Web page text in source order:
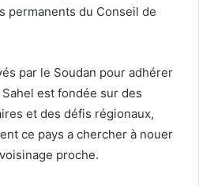
permanents du Conseil de
par le Soudan pour adhérer
Sahel est fondée sur des
et des défis régionaux,
ce pays a chercher à nouer
proche.